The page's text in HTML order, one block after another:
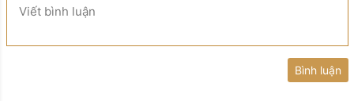
Viết bình luận
Bình luận